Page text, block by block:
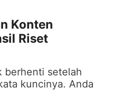
Konten
Riset
berhenti setelah
kuncinya. Anda